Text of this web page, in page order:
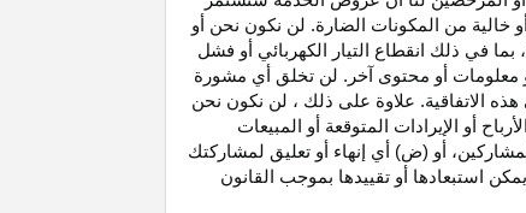
خالية من المكونات الضارة. لن نكون نحن أو
بما في ذلك انقطاع
التيار الكهربائي أو فشل
معلومات أو محتوى آخر. لن تخلق أي مشورة
الاتفاقية. علاوة على ذلك ، لن نكون نحن
الأرباح أو الإيرادات المتوقعة أو المبيعات
، أو (ض) أي إنهاء أو تعليق لمشاركتك
استبعادها أو تقييدها بموجب القانون